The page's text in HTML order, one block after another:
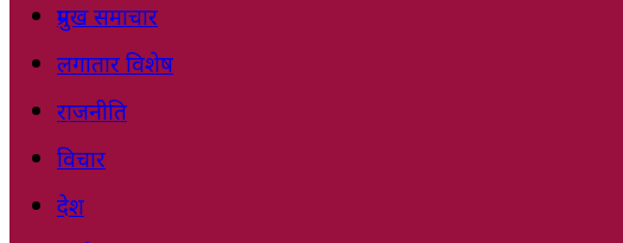
प्रमुख समाचार
लगातार विशेष
राजनीति
विचार
देश